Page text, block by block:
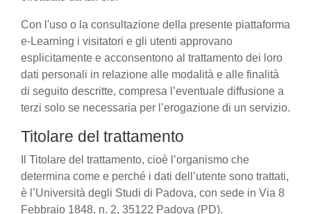
Con l'uso o la consultazione della presente piattaforma
e-Learning i visitatori e gli utenti approvano
esplicitamente e acconsentono al trattamento dei loro
dati personali in relazione alle modalità e alle finalità
di seguito descritte, compresa l’eventuale diffusione a
terzi solo se necessaria per l’erogazione di un servizio.
Titolare del trattamento
Il Titolare del trattamento, cioè l’organismo che
determina come e perché i dati dell’utente sono trattati,
è l’Università degli Studi di Padova, con sede in Via 8
Febbraio 1848, n. 2, 35122 Padova (PD).